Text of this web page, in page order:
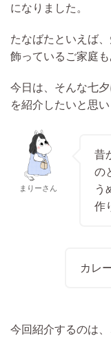
になりました。
たなばたといえば
飾っているご家庭
今日は、そんな七
を紹介したいと思い
まりーさん
昔
の
う
作
カレ
今回紹介するのは